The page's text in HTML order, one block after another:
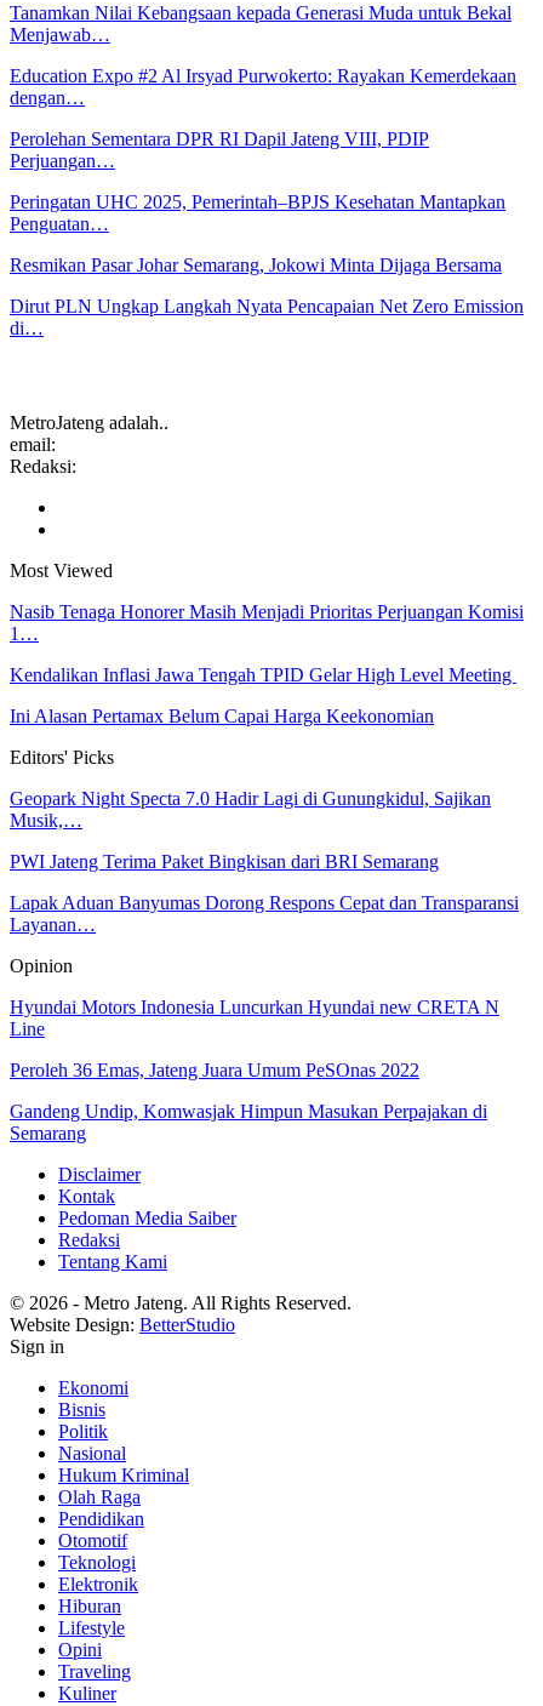
Tanamkan Nilai Kebangsaan kepada Generasi Muda untuk Bekal
Menjawab…
Education Expo #2 Al Irsyad Purwokerto: Rayakan Kemerdekaan
dengan…
Perolehan Sementara DPR RI Dapil Jateng VIII, PDIP
Perjuangan…
Peringatan UHC 2025, Pemerintah–BPJS Kesehatan Mantapkan
Penguatan…
Resmikan Pasar Johar Semarang, Jokowi Minta Dijaga Bersama
Dirut PLN Ungkap Langkah Nyata Pencapaian Net Zero Emission
di…
MetroJateng adalah..
email:
Redaksi:
Most Viewed
Nasib Tenaga Honorer Masih Menjadi Prioritas Perjuangan Komisi
1…
Kendalikan Inflasi Jawa Tengah TPID Gelar High Level Meeting
Ini Alasan Pertamax Belum Capai Harga Keekonomian
Editors' Picks
Geopark Night Specta 7.0 Hadir Lagi di Gunungkidul, Sajikan
Musik,…
PWI Jateng Terima Paket Bingkisan dari BRI Semarang
Lapak Aduan Banyumas Dorong Respons Cepat dan Transparansi
Layanan…
Opinion
Hyundai Motors Indonesia Luncurkan Hyundai new CRETA N
Line
Peroleh 36 Emas, Jateng Juara Umum PeSOnas 2022
Gandeng Undip, Komwasjak Himpun Masukan Perpajakan di
Semarang
Disclaimer
Kontak
Pedoman Media Saiber
Redaksi
Tentang Kami
© 2026 - Metro Jateng. All Rights Reserved.
Website Design: BetterStudio
Sign in
Ekonomi
Bisnis
Politik
Nasional
Hukum Kriminal
Olah Raga
Pendidikan
Otomotif
Teknologi
Elektronik
Hiburan
Lifestyle
Opini
Traveling
Kuliner